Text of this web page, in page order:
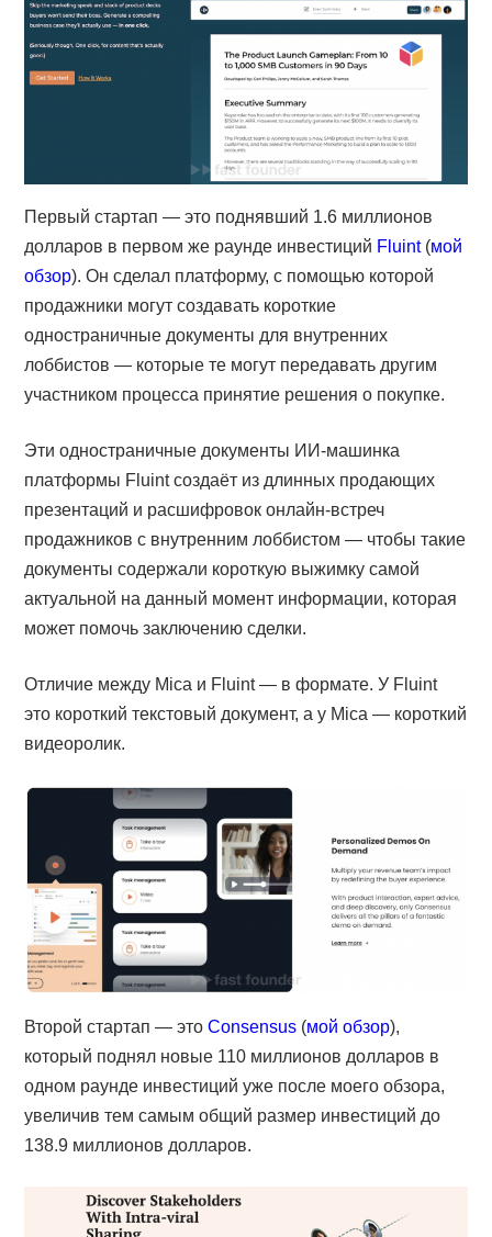
Первый стартап — это поднявший 1.6 миллионов
долларов в первом же раунде инвестиций Fluint(мой
обзор). Он сделал платформу, с помощью которой
продажники могут создавать короткие
одностраничные документы для внутренних
лоббистов — которые те могут передавать другим
участником процесса принятие решения о покупке.
Эти одностраничные документы ИИ-машинка
платформы Fluint создаёт из длинных продающих
презентаций и расшифровок онлайн-встреч
продажников с внутренним лоббистом — чтобы такие
документы содержали короткую выжимку самой
актуальной на данный момент информации, которая
может помочь заключению сделки.
Отличие между Mica и Fluint — в формате. У Fluint
это короткий текстовый документ, а у Mica — короткий
видеоролик.
Второй стартап — этоConsensus (мой обзор),
который поднял новые 110 миллионов долларов в
одном раунде инвестиций уже после моего обзора,
увеличив тем самым общий размер инвестиций до
138.9 миллионов долларов.